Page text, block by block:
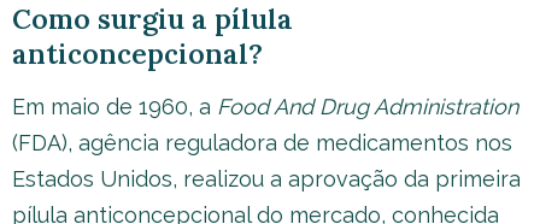
Como surgiu a pílula
anticoncepcional?
Em maio de 1960, a Food And Drug Administration
(FDA), agência reguladora de medicamentos nos
Estados Unidos, realizou a aprovação da primeira
pílula anticoncepcional do mercado, conhecida